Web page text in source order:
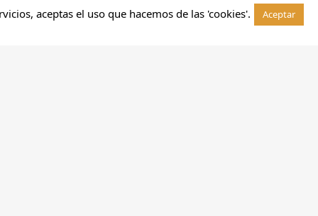
aceptas el uso que hacemos de las 'cookies'. Aceptar